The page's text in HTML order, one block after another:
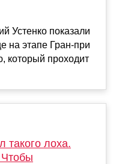
Устенко показали
на этапе Гран‑при
который проходит
такого лоха.